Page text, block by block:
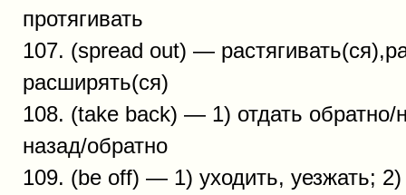
протягивать
107. (spread out) —
расширять(ся)
108. (take back) — 1) отдать обратно/
назад/обратно
109. (be off) — 1) уходить, уезжать;